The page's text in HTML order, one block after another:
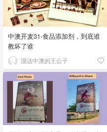
中澳开麦31-食品添加剂，到底谁
教坏了谁
溜达中澳的王公子